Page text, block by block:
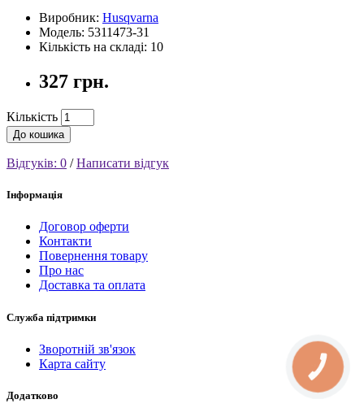
Виробник: Husqvarna
Модель: 5311473-31
Кількість на складі: 10
327 грн.
Кількість
До кошика
Відгуків: 0 /Написати відгук
Інформація
Договор оферти
Контакти
Повернення товару
Про нас
Доставка та оплата
Служба підтримки
Зворотній зв'язок
Карта сайту
Додатково
КНОПКА
СВЯЗИ